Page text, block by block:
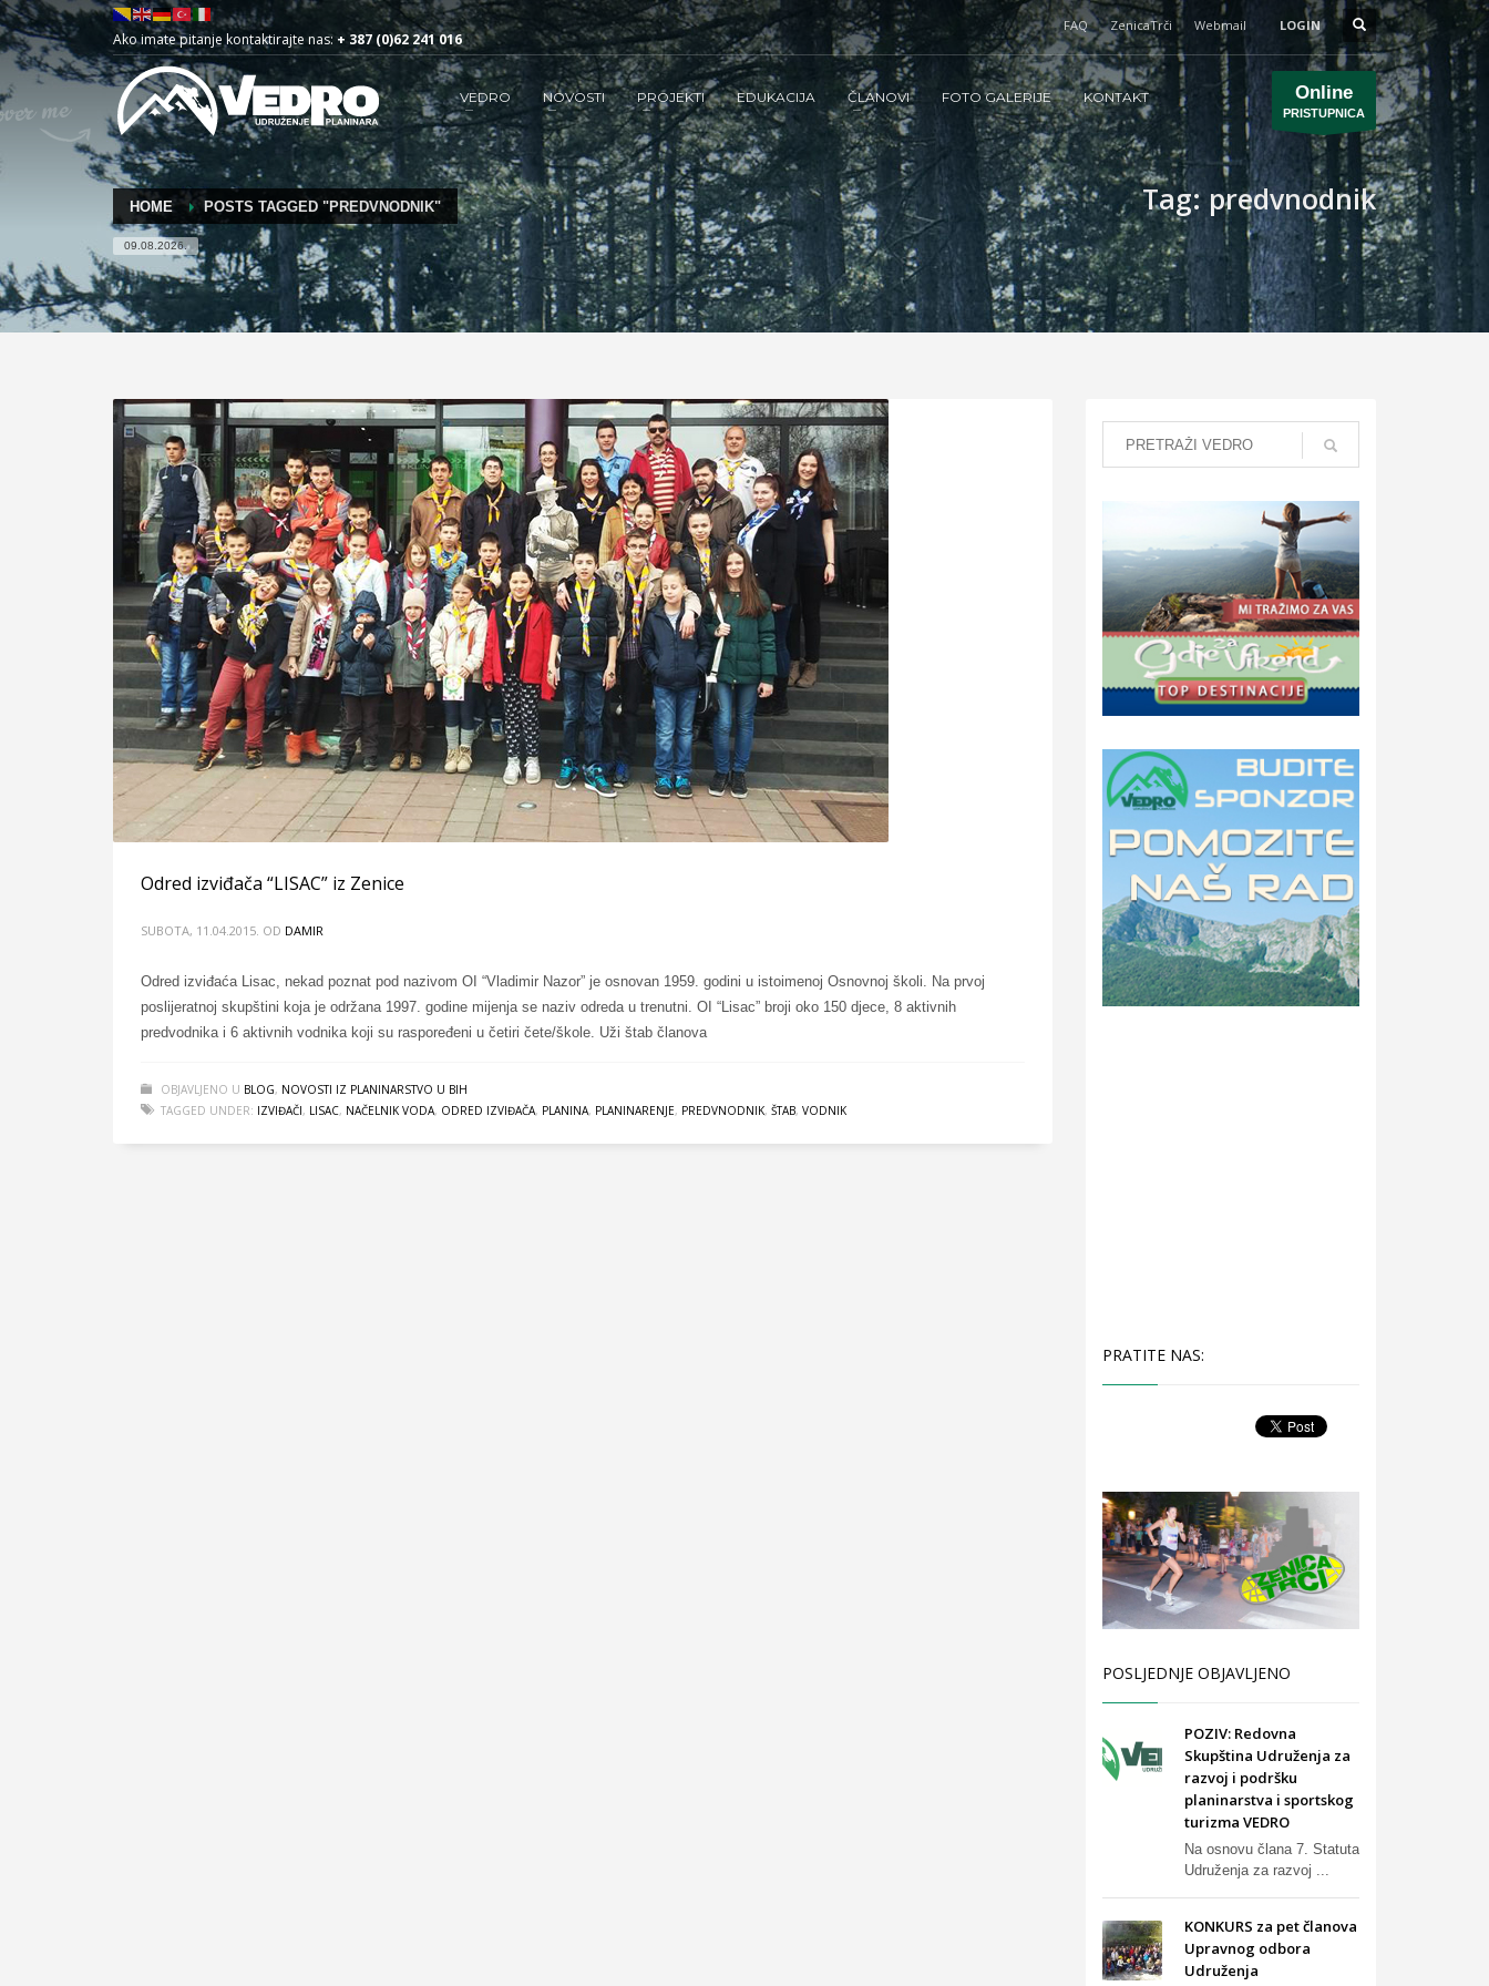
Ako imate pitanje kontaktirajte nas: + 387 (0)62 241 016
FAQ ZenicaTrči Webmail LOGIN
VEDRO NOVOSTI PROJEKTI EDUKACIJA ČLANOVI FOTO GALERIJE KONTAKT Online
PRISTUPNICA
HOME POSTS TAGGED "PREDVNODNIK"
09.08.2026.
Tag: predvnodnik
Odred izviđača “LISAC” iz Zenice
SUBOTA, 11.04.2015. OD DAMIR
Odred izviđaća Lisac, nekad poznat pod nazivom OI “Vladimir Nazor” je osnovan 1959. godini u istoimenoj Osnovnoj školi. Na prvoj
poslijeratnoj skupštini koja je održana 1997. godine mijenja se naziv odreda u trenutni. OI “Lisac” broji oko 150 djece, 8 aktivnih
predvodnika i 6 aktivnih vodnika koji su raspoređeni u četiri čete/škole. Uži štab članova
OBJAVLJENO U BLOG, NOVOSTI IZ PLANINARSTVO U BIH
TAGGED UNDER: IZVIĐAČI, LISAC, NAČELNIK VODA, ODRED IZVIĐAČA, PLANINA, PLANINARENJE, PREDVNODNIK, ŠTAB, VODNIK
PRATITE NAS:
POSLJEDNJE OBJAVLJENO
POZIV: Redovna
Skupština Udruženja za
razvoj i podršku
planinarstva i sportskog
turizma VEDRO
Na osnovu člana 7. Statuta
Udruženja za razvoj ...
KONKURS za pet članova
Upravnog odbora
Udruženja